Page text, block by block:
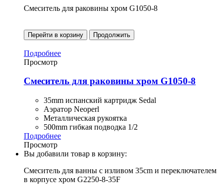
Смеситель для раковины хром G1050-8
Перейти в корзину Продолжить
Подробнее
Просмотр
Смеситель для раковины хром G1050-8
35mm испанский картридж Sedal
Аэратор Neoperl
Металлическая рукоятка
500mm гибкая подводка 1/2
Подробнее
Просмотр
Вы добавили товар в корзину:
Смеситель для ванны с изливом 35cm и переключателем
в корпусе хром G2250-8-35F